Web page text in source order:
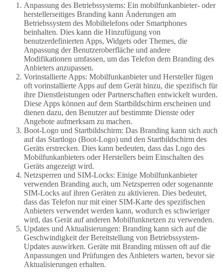
Anpassung des Betriebssystems: Ein mobilfunkanbieter- oder
herstellerseitiges Branding kann Änderungen am
Betriebssystem des Mobiltelefons oder Smartphones
beinhalten. Dies kann die Hinzufügung von
benutzerdefinierten Apps, Widgets oder Themes, die
Anpassung der Benutzeroberfläche und andere
Modifikationen umfassen, um das Telefon dem Branding des
Anbieters anzupassen.
Vorinstallierte Apps: Mobilfunkanbieter und Hersteller fügen
oft vorinstallierte Apps auf dem Gerät hinzu, die spezifisch für
ihre Dienstleistungen oder Partnerschaften entwickelt wurden.
Diese Apps können auf dem Startbildschirm erscheinen und
dienen dazu, den Benutzer auf bestimmte Dienste oder
Angebote aufmerksam zu machen.
Boot-Logo und Startbildschirm: Das Branding kann sich auch
auf das Startlogo (Boot-Logo) und den Startbildschirm des
Geräts erstrecken. Dies kann bedeuten, dass das Logo des
Mobilfunkanbieters oder Herstellers beim Einschalten des
Geräts angezeigt wird.
Netzsperren und SIM-Locks: Einige Mobilfunkanbieter
verwenden Branding auch, um Netzsperren oder sogenannte
SIM-Locks auf ihren Geräten zu aktivieren. Dies bedeutet,
dass das Telefon nur mit einer SIM-Karte des spezifischen
Anbieters verwendet werden kann, wodurch es schwieriger
wird, das Gerät auf anderen Mobilfunknetzen zu verwenden.
Updates und Aktualisierungen: Branding kann sich auf die
Geschwindigkeit der Bereitstellung von Betriebssystem-
Updates auswirken. Geräte mit Branding müssen oft auf die
Anpassungen und Prüfungen des Anbieters warten, bevor sie
Aktualisierungen erhalten.